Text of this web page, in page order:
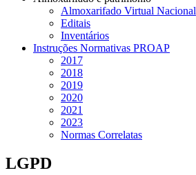
Almoxarifado Virtual Nacional
Editais
Inventários
Instruções Normativas PROAP
2017
2018
2019
2020
2021
2023
Normas Correlatas
LGPD